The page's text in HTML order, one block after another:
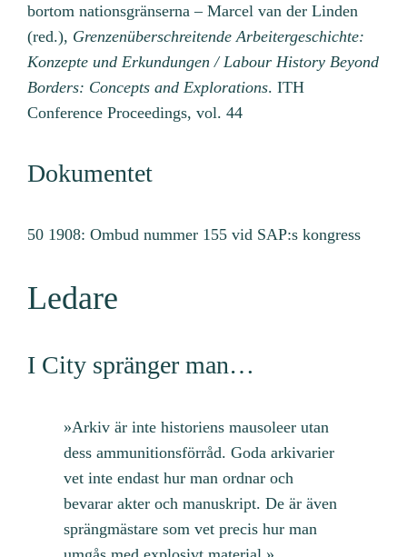
bortom nationsgränserna – Marcel van der Linden
(red.), Grenzenüberschreitende Arbeitergeschichte:
Konzepte und Erkundungen / Labour History Beyond
Borders: Concepts and Explorations. ITH
Conference Proceedings, vol. 44
Dokumentet
50 1908: Ombud nummer 155 vid SAP:s kongress
Ledare
I City spränger man…
»Arkiv är inte historiens mausoleer utan
dess ammunitionsförråd. Goda arkivarier
vet inte endast hur man ordnar och
bevarar akter och manuskript. De är även
sprängmästare som vet precis hur man